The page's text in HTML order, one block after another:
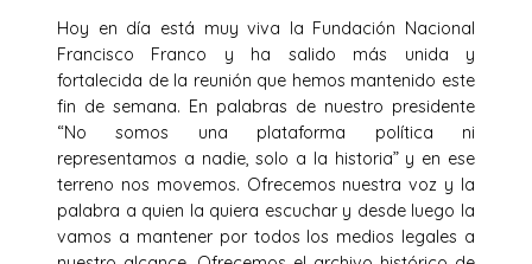
Hoy en día está muy viva la Fundación Nacional
Francisco Franco y ha salido más unida y
fortalecida de la reunión que hemos mantenido este
fin de semana. En palabras de nuestro presidente
“No somos una plataforma política ni
representamos a nadie, solo a la historia” y en ese
terreno nos movemos. Ofrecemos nuestra voz y la
palabra a quien la quiera escuchar y desde luego la
vamos a mantener por todos los medios legales a